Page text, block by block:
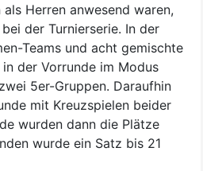
Herren anwesend waren,
der Turnierserie. In der
Teams und acht gemischte
der Vorrunde im Modus
5er-Gruppen. Daraufhin
mit Kreuzspielen beider
wurden dann die Plätze
wurde ein Satz bis 21